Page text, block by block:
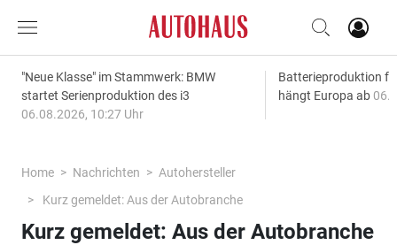
"Neue Klasse" im Stammwerk: BMW
startet Serienproduktion des i3
06.08.2026, 10:27 Uhr
Batterieproduktion
hängt Europa ab
Home Nachrichten
Autohersteller
Kurz gemeldet: Aus der Autobranche
Kurz gemeldet: Aus der Autobranche